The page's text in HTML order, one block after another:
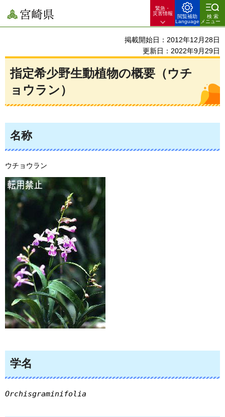
宮崎県
緊急・
災害情報
閲覧補助
Language
検索
メニュー
掲載開始日：2012年12月28日
更新日：2022年9月29日
指定希少野生動植物の概要（ウチ
ョウラン）
名称
ウチョウラン
学名
Orchisgraminifolia